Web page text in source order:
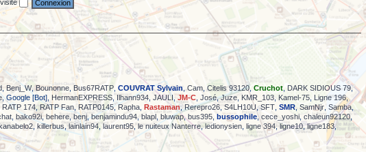
Benj_W, Bounonne Bus67RATP COUVRAT Sylvain ,Cam ,Citelis 93120, Cruchot DARK SIDIOUS 79,
, Google [Bot], HermanEXPRESS , Ilhann934 JAULI JM-C José,Juze KMR_103 Kamel-75 Ligne 196,
RATP 174,RATP Fan RATP0145, Rapha Rastaman, Rerepro26 ,S4LH10U ,SFT SMR SamNjr Samba
bako92i behere benj ,benjamindu94 blapl bluwap,bus395 bussophile,cece_yoshi chaleun92120
killerbus,lainlain94 ,laurent95 ,le nuiteux Nanterre ,ledionysien ligne 394,ligne10,ligne183,